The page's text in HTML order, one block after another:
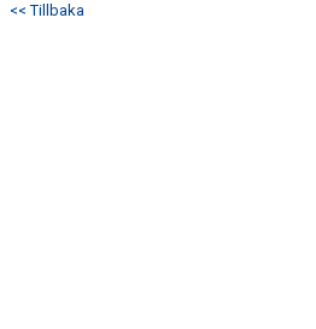
<< Tillbaka